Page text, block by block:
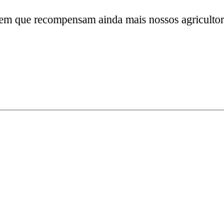
que recompensam ainda mais nossos